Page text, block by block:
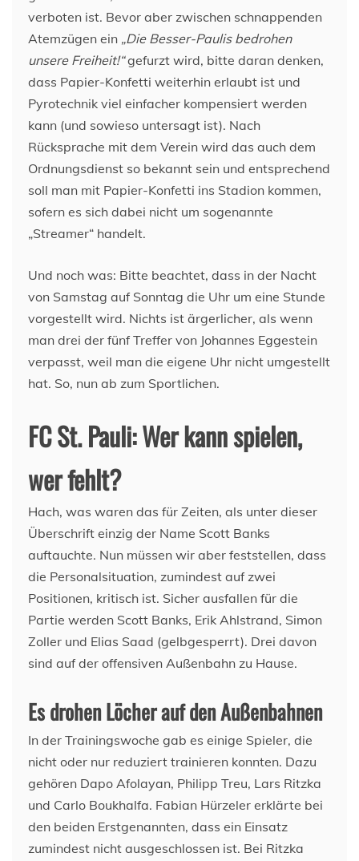
verboten ist. Bevor aber zwischen schnappenden
Atemzügen ein „Die Besser-Paulis bedrohen
unsere Freiheit!“gefurzt wird, bitte daran denken,
dass Papier-Konfetti weiterhin erlaubt ist und
Pyrotechnik viel einfacher kompensiert werden
kann (und sowieso untersagt ist). Nach
Rücksprache mit dem Verein wird das auch dem
Ordnungsdienst so bekannt sein und entsprechend
soll man mit Papier-Konfetti ins Stadion kommen,
sofern es sich dabei nicht um sogenannte
„Streamer“ handelt.
Und noch was: Bitte beachtet, dass in der Nacht
von Samstag auf Sonntag die Uhr um eine Stunde
vorgestellt wird. Nichts ist ärgerlicher, als wenn
man drei der fünf Treffer von Johannes Eggestein
verpasst, weil man die eigene Uhr nicht umgestellt
hat. So, nun ab zum Sportlichen.
FC St. Pauli: Wer kann spielen,
wer fehlt?
Hach, was waren das für Zeiten, als unter dieser
Überschrift einzig der Name Scott Banks
auftauchte. Nun müssen wir aber feststellen, dass
die Personalsituation, zumindest auf zwei
Positionen, kritisch ist. Sicher ausfallen für die
Partie werden Scott Banks, Erik Ahlstrand, Simon
Zoller und Elias Saad (gelbgesperrt). Drei davon
sind auf der offensiven Außenbahn zu Hause.
Es drohen Löcher auf den Außenbahnen
In der Trainingswoche gab es einige Spieler, die
nicht oder nur reduziert trainieren konnten. Dazu
gehören Dapo Afolayan, Philipp Treu, Lars Ritzka
und Carlo Boukhalfa. Fabian Hürzeler erklärte bei
den beiden Erstgenannten, dass ein Einsatz
zumindest nicht ausgeschlossen ist. Bei Ritzka